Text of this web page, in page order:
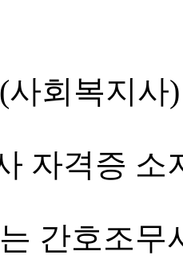
회복지사)
자격증 소
간호조